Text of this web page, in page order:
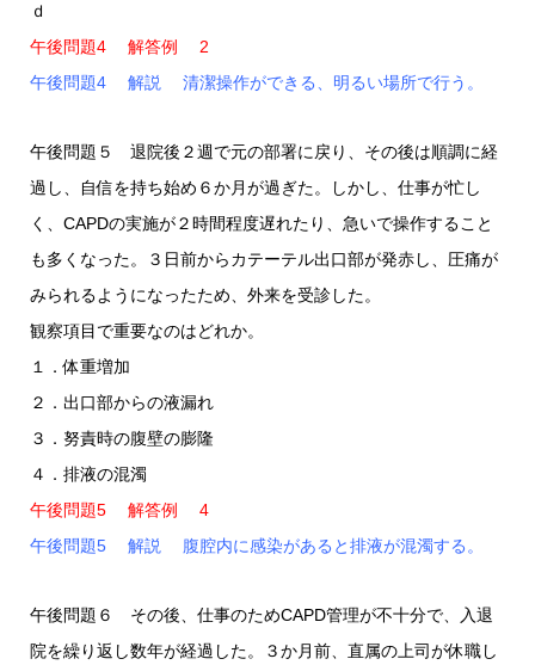
ｄ
午後問題4 解答例 2
午後問題4 解説 清潔操作ができる、明るい場所で行う。
午後問題５ 退院後２週で元の部署に戻り、その後は順調に経
過し、自信を持ち始め６か月が過ぎた。しかし、仕事が忙し
く、CAPDの実施が２時間程度遅れたり、急いで操作すること
も多くなった。３日前からカテーテル出口部が発赤し、圧痛が
みられるようになったため、外来を受診した。
観察項目で重要なのはどれか。
１．体重増加
２．出口部からの液漏れ
３．努責時の腹壁の膨隆
４．排液の混濁
午後問題5 解答例 4
午後問題5 解説 腹腔内に感染があると排液が混濁する。
午後問題６ その後、仕事のためCAPD管理が不十分で、入退
院を繰り返し数年が経過した。３か月前、直属の上司が休職し